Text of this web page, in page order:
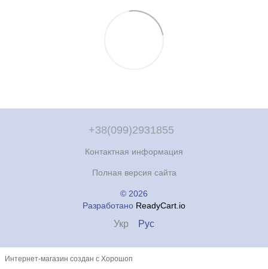
+38(099)2931855
Контактная информация
Полная версия сайта
© 2026
Разработано ReadyCart.io
Укр Рус
Интернет-магазин создан с Хорошоп